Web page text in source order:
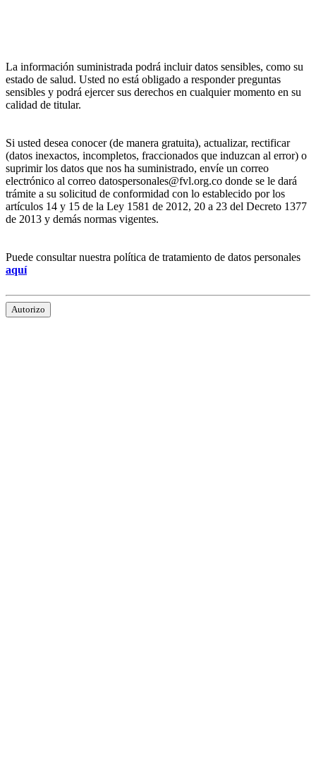
La información suministrada podrá incluir datos sensibles, como su
estado de salud. Usted no está obligado a responder preguntas
sensibles y podrá ejercer sus derechos en cualquier momento en su
calidad de titular.
Si usted desea conocer (de manera gratuita), actualizar, rectificar
(datos inexactos, incompletos, fraccionados que induzcan al error) o
suprimir los datos que nos ha suministrado, envíe un correo
electrónico al correo datospersonales@fvl.org.co donde se le dará
trámite a su solicitud de conformidad con lo establecido por los
artículos 14 y 15 de la Ley 1581 de 2012, 20 a 23 del Decreto 1377
de 2013 y demás normas vigentes.
Puede consultar nuestra política de tratamiento de datos personales
aquí
Autorizo